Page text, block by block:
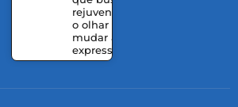
rejuvenescer
o olhar sem
mudar a
expressão